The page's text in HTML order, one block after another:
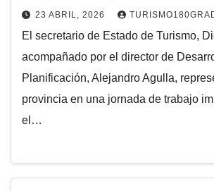
23 ABRIL, 2026
El secretario de Estado de Turismo,
acompañado por el director de
Planificación, Alejandro Agulla,
provincia en una jornada de trabajo
el…